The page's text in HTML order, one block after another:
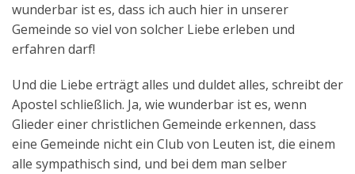
wunderbar ist es, dass ich auch hier in unserer
Gemeinde so viel von solcher Liebe erleben und
erfahren darf!
Und die Liebe erträgt alles und duldet alles, schreibt der
Apostel schließlich. Ja, wie wunderbar ist es, wenn
Glieder einer christlichen Gemeinde erkennen, dass
eine Gemeinde nicht ein Club von Leuten ist, die einem
alle sympathisch sind, und bei dem man selber